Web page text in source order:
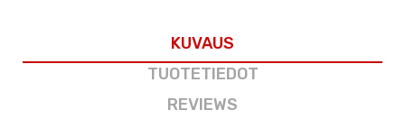
KUVAUS
TUOTETIEDOT
REVIEWS